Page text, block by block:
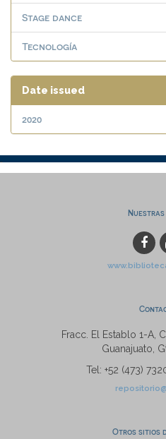
Stage dance
Tecnología
Date issued
2020
Nuestras
Fracc. El Establo 1-A,
Guanajuato,
Tel: +52 (473)
Otros sitios